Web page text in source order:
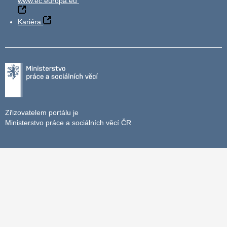
Kariéra
Zřizovatelem portálu je
Ministerstvo práce a sociálních věcí ČR